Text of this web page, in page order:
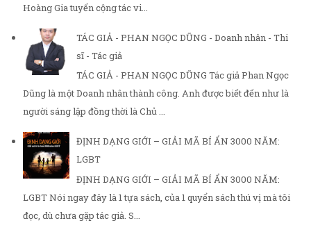
Hoàng Gia tuyển cộng tác vi...
TÁC GIẢ - PHAN NGỌC DŨNG - Doanh nhân - Thi
sĩ - Tác giả
TÁC GIẢ - PHAN NGỌC DŨNG Tác giả Phan Ngọc
Dũng là một Doanh nhân thành công. Anh được biết đến như là
người sáng lập đồng thời là Chủ ...
ĐỊNH DẠNG GIỚI – GIẢI MÃ BÍ ẨN 3000 NĂM:
LGBT
ĐỊNH DẠNG GIỚI – GIẢI MÃ BÍ ẨN 3000 NĂM:
LGBT Nói ngay đây là 1 tựa sách, của 1 quyển sách thú vị mà tôi
đọc, dù chưa gặp tác giả. S...